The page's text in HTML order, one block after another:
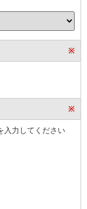
※
※
入力してください